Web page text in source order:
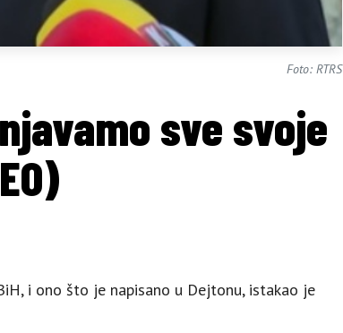
Foto: RTRS
sve svoje
i ono što je napisano u Dejtonu, istakao je